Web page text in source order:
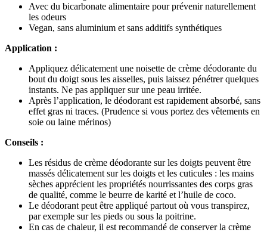
Avec du bicarbonate alimentaire pour prévenir naturellement
les odeurs
Vegan, sans aluminium et sans additifs synthétiques
Application :
Appliquez délicatement une noisette de crème déodorante du
bout du doigt sous les aisselles, puis laissez pénétrer quelques
instants. Ne pas appliquer sur une peau irritée.
Après l’application, le déodorant est rapidement absorbé, sans
effet gras ni traces. (Prudence si vous portez des vêtements en
soie ou laine mérinos)
Conseils :
Les résidus de crème déodorante sur les doigts peuvent être
massés délicatement sur les doigts et les cuticules : les mains
sèches apprécient les propriétés nourrissantes des corps gras
de qualité, comme le beurre de karité et l’huile de coco.
Le déodorant peut être appliqué partout où vous transpirez,
par exemple sur les pieds ou sous la poitrine.
En cas de chaleur, il est recommandé de conserver la crème